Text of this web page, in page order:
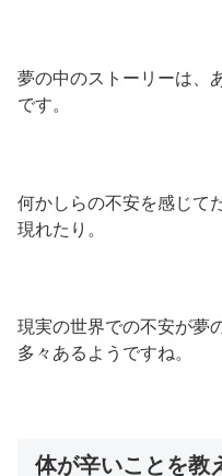
夢の中のストーリーは、
です。
何かしらの不安を感じて
現れたり。
現実の世界での不安が夢
多々あるようですね。
体が辛いことを教